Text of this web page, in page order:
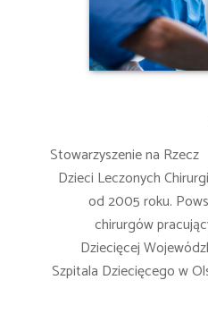
Stowarzyszenie na Rzecz
Dzieci Leczonych
od 2005 roku.
chirurgów
Dziecięcej
Szpitala Dziecięcego w